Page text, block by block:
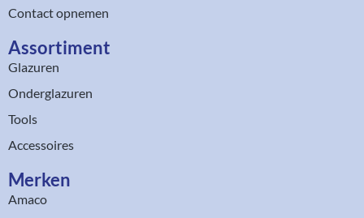
Contact opnemen
Assortiment​
Glazuren
Onderglazuren
Tools
Accessoires
Merken
Amaco